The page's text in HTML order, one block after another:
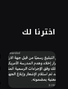
اخترنا لك